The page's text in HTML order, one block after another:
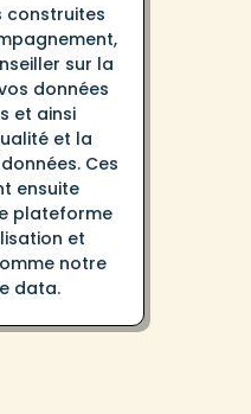
construites
sur la
données
et ainsi
et la
Ces
ensuite
plateforme
et
notre
data.